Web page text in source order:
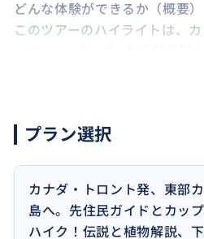
どんな体験ができるか（概要）
このツアーのハイライトは、
むような大パノラマ。マニト
理のないルートと時間配分を
は、歩き方のコツや注意点を
第一で進行します。
プラン選択
カナダ・トロント発、東部
島へ。先住民ガイドとカッ
ハイク！伝説と植物解説、